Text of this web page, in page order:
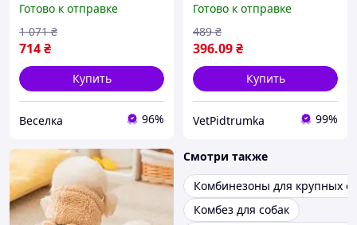
петлей для поводка
FLAME
Готово к отправке
714₴
1 071 ₴
Купить
Веселка 96%
Готово к отправке
396.09₴
489 ₴
Купить
VetPidtrumka 99%
Смотри также
Комбинезоны для крупных
Комбез для собак